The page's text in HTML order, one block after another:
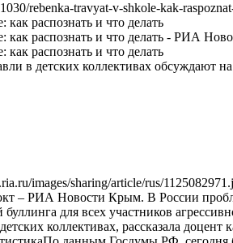
rebenka-travyat-v-shkole-kak-
как распознать и что делать
как распознать и что делать - РИА
как распознать и что делать
в детских коллективах обсуждают
images/sharing/article/rus/
Новости Крым. В России проблему
буллинга для всех участников
коллективах, рассказала